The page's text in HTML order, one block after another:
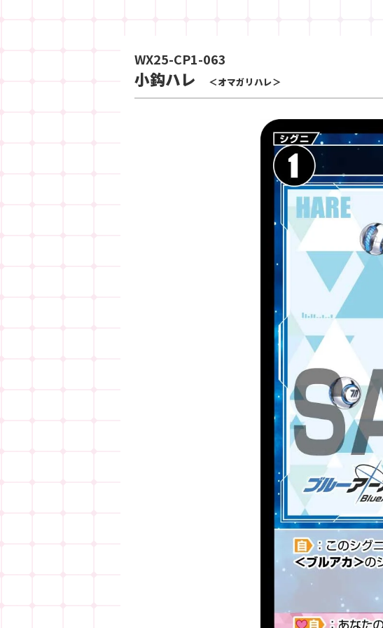
WX25-CP1-063
小鈎ハレ ＜オマガリハレ＞